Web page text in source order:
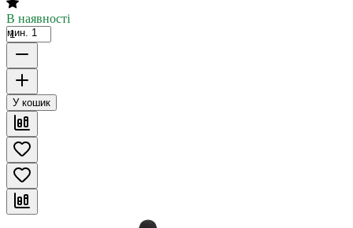
В наявності
мин. 1
У кошик